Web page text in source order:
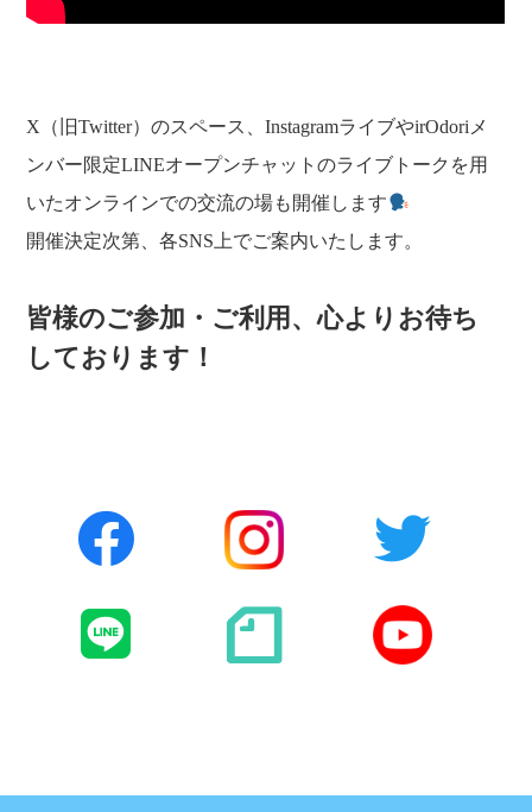
X（旧Twitter）のスペース、InstagramライブやirOdoriメ
ンバー限定LINEオープンチャットのライブトークを用
いたオンラインでの交流の場も開催します
開催決定次第、各SNS上でご案内いたします。
皆様のご参加・ご利用、心よりお待ち
しております！